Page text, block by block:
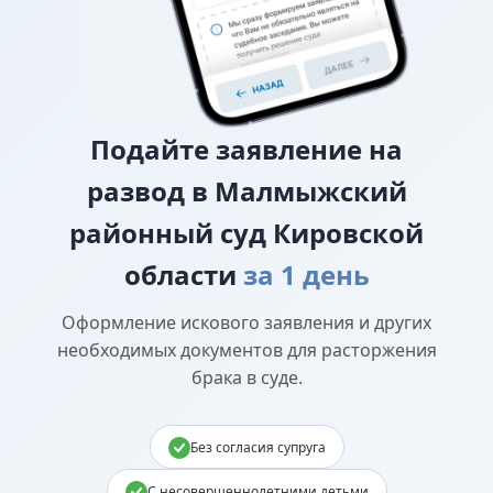
Подайте заявление на
развод в Малмыжский
районный суд Кировской
области за 1 день
Оформление искового заявления и других
необходимых документов для расторжения
брака в суде.
Без согласия супруга